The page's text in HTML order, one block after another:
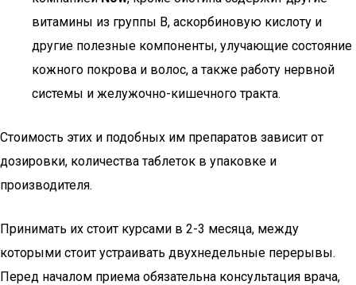
витамины из группы B, аскорбиновую кислоту и
другие полезные компоненты, улучающие состояние
кожного покрова и волос, а также работу нервной
системы и желужочно-кишечного тракта.
Стоимость этих и подобных им препаратов зависит от
дозировки, количества таблеток в упаковке и
производителя.
Принимать их стоит курсами в 2-3 месяца, между
которыми стоит устраивать двухнедельные перерывы.
Перед началом приема обязательна консультация врача,